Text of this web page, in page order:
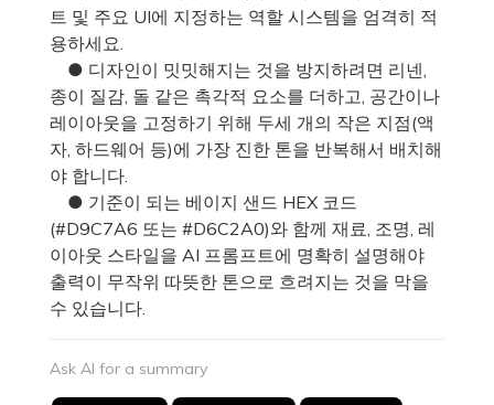
트 및 주요 UI에 지정하는 역할 시스템을 엄격히 적
용하세요.
● 디자인이 밋밋해지는 것을 방지하려면 리넨,
종이 질감, 돌 같은 촉각적 요소를 더하고, 공간이나
레이아웃을 고정하기 위해 두세 개의 작은 지점(액
자, 하드웨어 등)에 가장 진한 톤을 반복해서 배치해
야 합니다.
● 기준이 되는 베이지 샌드 HEX 코드
(#D9C7A6 또는 #D6C2A0)와 함께 재료, 조명, 레
이아웃 스타일을 AI 프롬프트에 명확히 설명해야
출력이 무작위 따뜻한 톤으로 흐려지는 것을 막을
수 있습니다.
Ask AI for a summary